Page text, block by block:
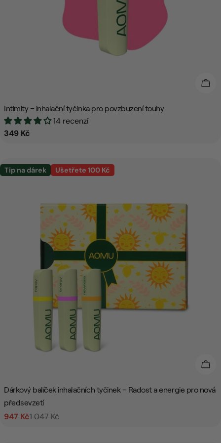
Intimity – inhalační tyčinka pro povzbuzení touhy
14 recenzí
Běžná
349 Kč
Tip na dárek Ušetřete 100 Kč
Dárkový balíček inhalačních tyčinek – Radost a energie pro nová
předsevzetí
Prodejní
947 Kč
Běžná 1 047 Kč